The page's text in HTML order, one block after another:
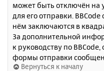
может быть отключён
для его отправки.
нём заключаются в
За дополнительной
к руководству по
формы отправки
Вернуться к началу